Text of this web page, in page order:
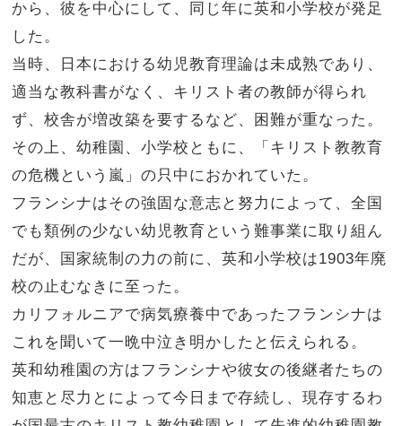
から、彼を中心にして、同じ年に英和小学校が発足
した。
当時、日本における幼児教育理論は未成熟であり、
適当な教科書がなく、キリスト者の教師が得られ
ず、校舎が増改築を要するなど、困難が重なった。
その上、幼稚園、小学校ともに、「キリスト教教育
の危機という嵐」の只中におかれていた。
フランシナはその強固な意志と努力によって、全国
でも類例の少ない幼児教育という難事業に取り組ん
だが、国家統制の力の前に、英和小学校は1903年廃
校の止むなきに至った。
カリフォルニアで病気療養中であったフランシナは
これを聞いて一晩中泣き明かしたと伝えられる。
英和幼稚園の方はフランシナや彼女の後継者たちの
知恵と尽力とによって今日まで存続し、現存するわ